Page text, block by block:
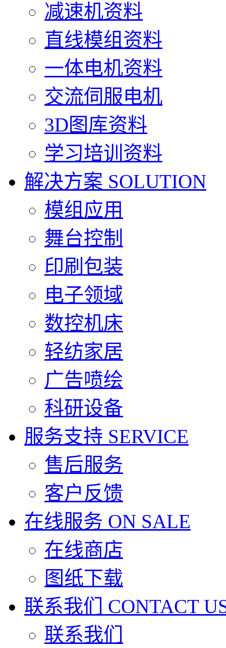
减速机资料
直线模组资料
一体电机资料
交流伺服电机
3D图库资料
学习培训资料
解决方案 SOLUTION
模组应用
舞台控制
印刷包装
电子领域
数控机床
轻纺家居
广告喷绘
科研设备
服务支持 SERVICE
售后服务
客户反馈
在线服务 ON SALE
在线商店
图纸下载
联系我们
CONTACT
联系我们